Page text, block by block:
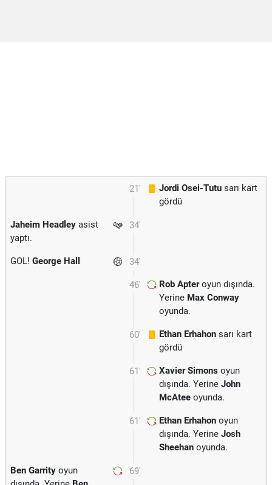
21' Jordi Osei-Tutu sarı kart
gördü
34'
Jaheim Headley asist
yaptı.
34'
GOL! George Hall
46' Rob Apteroyun dışında.
Yerine Max Conway
oyunda.
60' Ethan Erhahon sarı kart
gördü
61' Xavier Simons oyun
dışında. Yerine John
McAtee oyunda.
61' Ethan Erhahon oyun
dışında. Yerine Josh
Sheehan oyunda.
69'
Ben Garrity oyun